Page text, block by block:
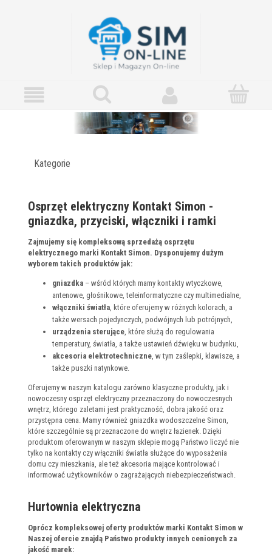
Kategorie
Osprzęt elektryczny Kontakt Simon -
gniazdka, przyciski, włączniki i ramki
Zajmujemy się kompleksową sprzedażą osprzętu
elektrycznego marki Kontakt Simon. Dysponujemy dużym
wyborem takich produktów jak:
gniazdka – wśród których mamy kontakty wtyczkowe,
antenowe, głośnikowe, teleinformatyczne czy multimedialne,
włączniki światła , które oferujemy w różnych kolorach, a
także wersach pojedynczych, podwójnych lub potrójnych,
urządzenia sterujące , które służą do regulowania
temperatury, światła, a także ustawień dźwięku w budynku,
akcesoria elektrotechniczne , w tym zaślepki, klawisze, a
także puszki natynkowe.
Oferujemy w naszym katalogu zarówno klasyczne produkty, jak i
nowoczesny osprzęt elektryczny przeznaczony do nowoczesnych
wnętrz, którego zaletami jest praktyczność, dobra jakość oraz
przystępna cena. Mamy również gniazdka wodoszczelne Simon,
które szczególnie są przeznaczone do wnętrz łazienek. Dzięki
produktom oferowanym w naszym sklepie mogą Państwo liczyć nie
tylko na kontakty czy włączniki światła służące do wyposażenia
domu czy mieszkania, ale też akcesoria mające kontrolować i
informować użytkowników o zagrażających niebezpieczeństwach.
Hurtownia elektryczna
Oprócz kompleksowej oferty produktów marki Kontakt Simon w
Naszej ofercie znajdą Państwo produkty innych cenionych za
jakość marek: